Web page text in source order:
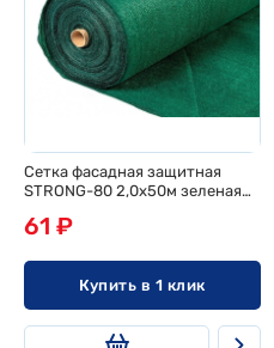
Сетка фасадная защитная
STRONG-80 2,0х50м зеленая
61 ₽
Купить в 1 клик